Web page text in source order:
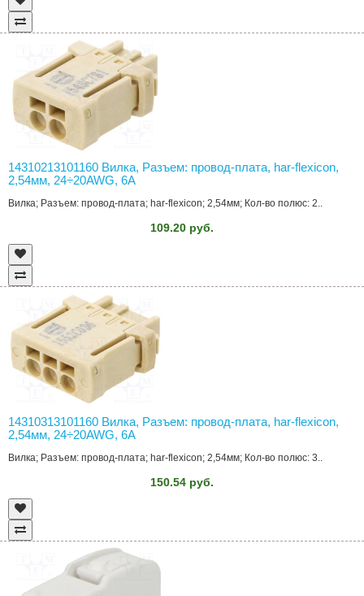
14310213101160 Вилка, Разъем: провод-плата, har-flexicon,
2,54мм, 24÷20AWG, 6А
Вилка; Разъем: провод-плата; har-flexicon; 2,54мм; Кол-во полюс: 2..
109.20 руб.
14310313101160 Вилка, Разъем: провод-плата, har-flexicon,
2,54мм, 24÷20AWG, 6А
Вилка; Разъем: провод-плата; har-flexicon; 2,54мм; Кол-во полюс: 3..
150.54 руб.